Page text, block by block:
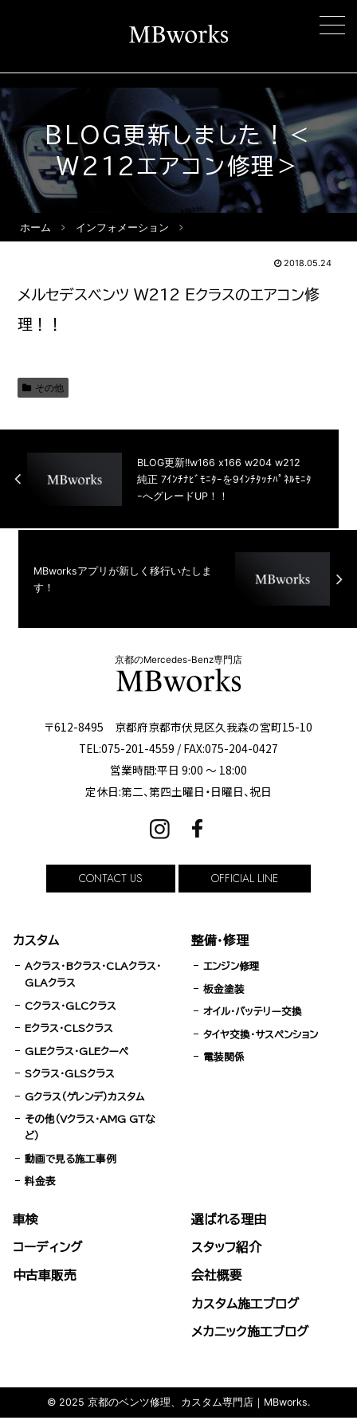
BLOG更新しました！＜
W212エアコン修理＞
ホーム インフォメーション
2018.05.24
メルセデスベンツ W212 Eクラスのエアコン修
理！！
その他
BLOG更新!!w166 x166 w204 w212
純正 7ｲﾝﾁﾅﾋﾞﾓﾆﾀｰを9ｲﾝﾁﾀｯﾁﾊﾟﾈﾙﾓﾆﾀ
ｰへグレードUP！！
MBworksアプリが新しく移行いたしま
す！
京都のMercedes-Benz専門店
〒612-8495 京都府京都市伏見区久我森の宮町15-10
TEL:075-201-4559 / FAX:075-204-0427
営業時間:平日 9:00 ～ 18:00
定休日:第二、第四土曜日・日曜日、祝日
CONTACT US OFFICIAL LINE
カスタム
Aクラス・Bクラス・CLAクラス・
GLAクラス
Cクラス・GLCクラス
Eクラス・CLSクラス
GLEクラス・GLEクーペ
Sクラス・GLSクラス
Gクラス（ゲレンデ）カスタム
その他（Vクラス・AMG GTな
ど）
動画で見る施工事例
料金表
整備・修理
エンジン修理
板金塗装
オイル・バッテリー交換
タイヤ交換・サスペンション
電装関係
車検
コーディング
中古車販売
選ばれる理由
スタッフ紹介
会社概要
カスタム施工ブログ
メカニック施工ブログ
© 2025 京都のベンツ修理、カスタム専門店｜MBworks.